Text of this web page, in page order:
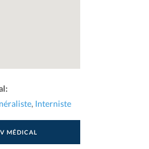
, Interniste
MÉDICAL